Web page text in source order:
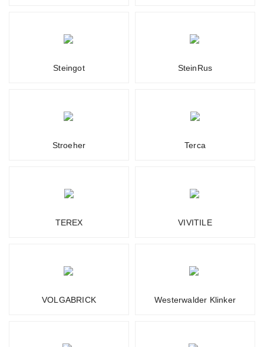
Steingot SteinRus
Stroeher Terca
TEREX VIVITILE
VOLGABRICK Westerwalder Klinker